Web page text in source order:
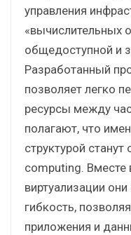
управления
«вычислительных
общедоступной и
Разработанный
позволяет легко
ресурсы между
полагают, что
структурой
computing. Вместе
виртуализации
гибкость,
приложения и